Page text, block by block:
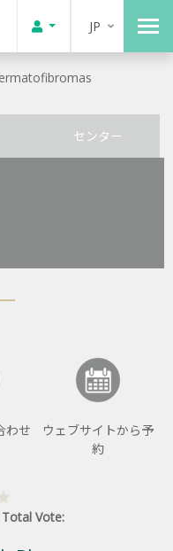
JP
センター
わせ
ウェブサイトから予
約
Total Vote: